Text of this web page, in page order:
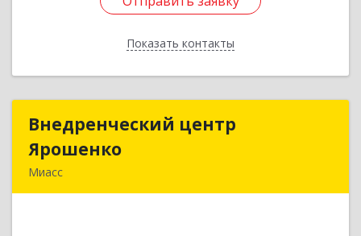
Показать контакты
Назад
Внедренческий центр
Ярошенко
Миасс
Внедренческий центр